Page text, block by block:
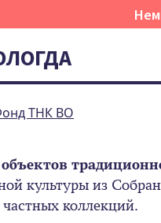
ТНК ВО
культуры из
коллекций.